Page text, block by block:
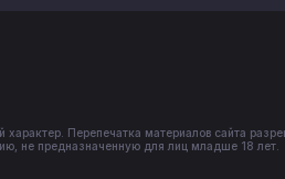
Перепечатка материалов сайта
не предназначенную для лиц младше 18 лет.